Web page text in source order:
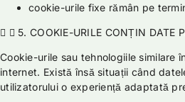
cookie-urile fixe rămân pe
5. COOKIE-URILE CONȚIN DATE
Cookie-urile sau tehnologiile similare
internet. Există însă situații când
utilizatorului o experiență adaptată